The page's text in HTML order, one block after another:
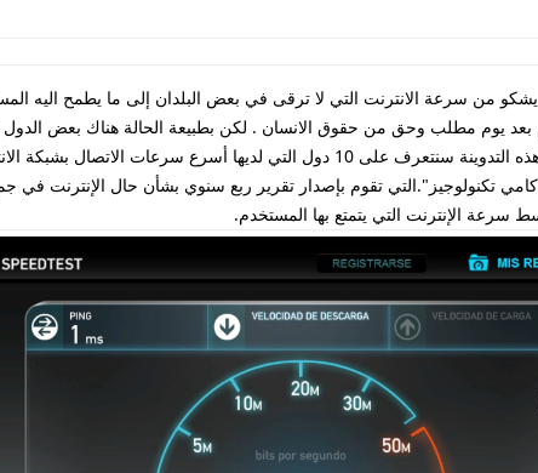
يشكو من سرعة الانترنت التي لا ترقى في بعض البلدان إلى ما يطمح اليه
بعد يوم مطلب وحق من حقوق الانسان . لكن بطبيعة الحالة هناك بعض الدول
انترنت في العالم ، وفي هذه التدوينة سنتعرف على 10 دول التي لديها أسرع سرعات
تكنولوجيز".التي تقوم بإصدار تقرير ربع سنوي بشأن حال الإنترنت في
الإنترنت التي يتمتع بها المستخدم.